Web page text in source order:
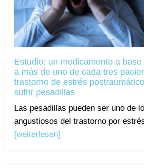
Estudio: un medicamento a
a más de uno de cada tres
trastorno de estrés
sufrir pesadillas
Las pesadillas pueden ser uno de
angustiosos del trastorno por
[weiterlesen]